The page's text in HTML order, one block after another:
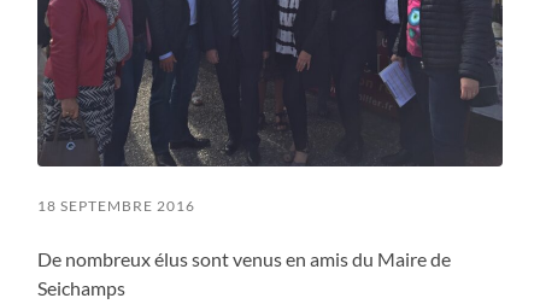
18 SEPTEMBRE 2016
De nombreux élus sont venus en amis du Maire de
Seichamps